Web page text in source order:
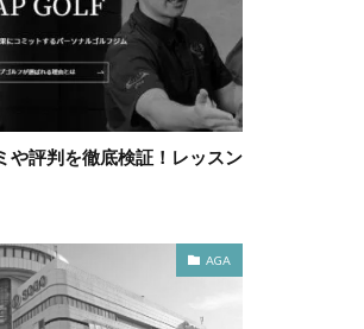
や評判を徹底検証！レッスン
AGA